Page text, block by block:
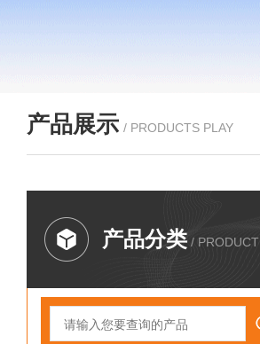
产品展示 / PRODUCTS PLAY
产品分类 / PRODUCT